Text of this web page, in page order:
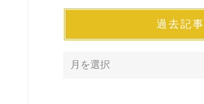
過去記事